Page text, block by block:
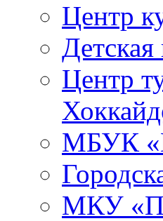
Центр
Центр
МБУК
МКУ